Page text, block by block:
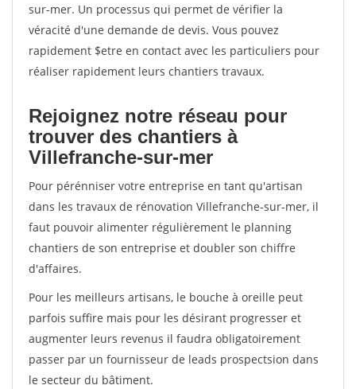
sur-mer. Un processus qui permet de vérifier la
véracité d'une demande de devis. Vous pouvez
rapidement $etre en contact avec les particuliers pour
réaliser rapidement leurs chantiers travaux.
Rejoignez notre réseau pour
trouver des chantiers à
Villefranche-sur-mer
Pour pérénniser votre entreprise en tant qu'artisan
dans les travaux de rénovation Villefranche-sur-mer, il
faut pouvoir alimenter régulièrement le planning
chantiers de son entreprise et doubler son chiffre
d'affaires.
Pour les meilleurs artisans, le bouche à oreille peut
parfois suffire mais pour les désirant progresser et
augmenter leurs revenus il faudra obligatoirement
passer par un fournisseur de leads prospectsion dans
le secteur du bâtiment.